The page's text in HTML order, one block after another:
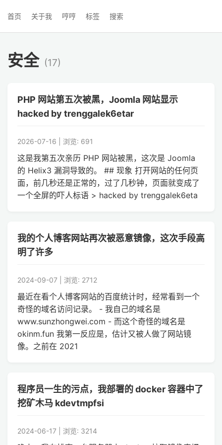
首页 关于我 哼哼 标签 搜索
安全 (17)
PHP 网站第五次被黑，Joomla 网站显示
hacked by trenggalek6etar
2026-07-16 | 浏览: 691
这是我第五次亲历 PHP 网站被黑，这次是 Joomla
的 Helix3 漏洞导致的。 ## 现象 打开网站的任何页
面，前几秒还是正常的，过了几秒钟，页面就变成了
一个全屏的吓人标语 > hacked by trenggalek6eta
我的个人博客网站再次被恶意镜像，这次手段高
明了许多
2024-09-07 | 浏览: 2712
最近在看个人博客网站的百度统计时，经常看到一个
奇怪的域名访问记录。 - 我自己的域名是
www.sunzhongwei.com - 而这个奇怪的域名是
okinm.fun 我第一反应是，估计又被人做了网站镜
像。之前在 2021
程序员一生的污点，我部署的 docker 容器中了
挖矿木马 kdevtmpfsi
2024-06-17 | 浏览: 3214